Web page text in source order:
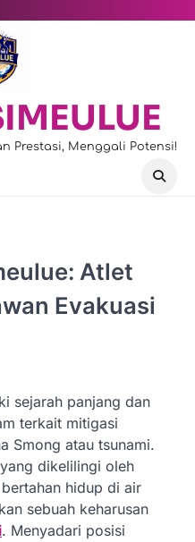
Prestasi, Menggali Potensi!
Atlet
Evakuasi
sejarah panjang dan
terkait mitigasi
Smong atau tsunami.
dikelilingi oleh
hidup di air
sebuah keharusan
. Menyadari posisi